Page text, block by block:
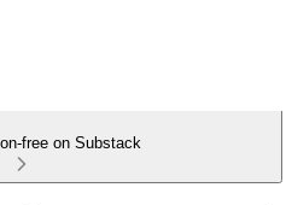
free on Substack